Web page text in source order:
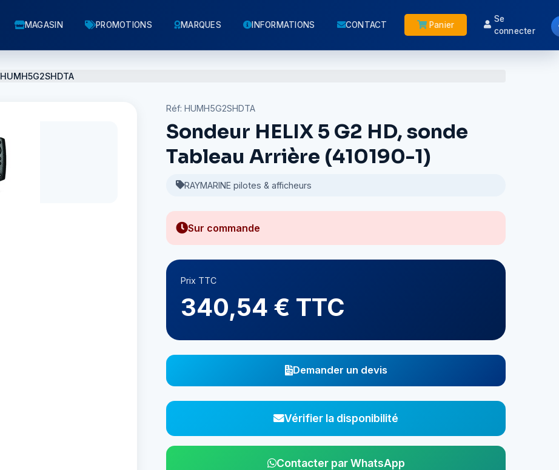
MAGASIN PROMOTIONS MARQUES INFORMATIONS CONTACT Panier
Se
connecter
HUMH5G2SHDTA
Réf: HUMH5G2SHDTA
Sondeur HELIX 5 G2 HD, sonde
Tableau Arrière (410190-1)
RAYMARINE pilotes & afficheurs
Sur commande
Prix TTC
340,54 € TTC
Demander un devis
Vérifier la disponibilité
Contacter par WhatsApp